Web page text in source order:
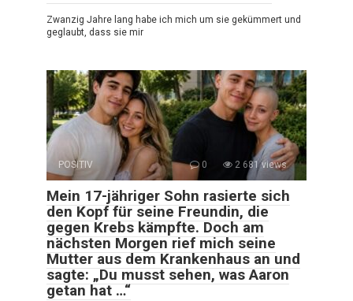
Zwanzig Jahre lang habe ich mich um sie gekümmert und
geglaubt, dass sie mir
POSITIV 0 2 681 views
Mein 17-jähriger Sohn rasierte sich
den Kopf für seine Freundin, die
gegen Krebs kämpfte. Doch am
nächsten Morgen rief mich seine
Mutter aus dem Krankenhaus an und
sagte: „Du musst sehen, was Aaron
getan hat …“